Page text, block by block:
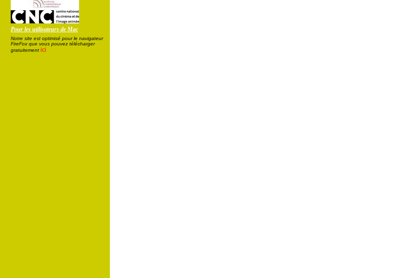
Pour les utilisateurs de Mac
Notre site est optimisé pour le navigateur
FireFox que vous pouvez télécharger
gratuitement ici